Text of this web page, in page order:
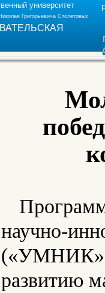
университет
Григорьевича Столетовых
научно-
(«УМНИК»)
развитию